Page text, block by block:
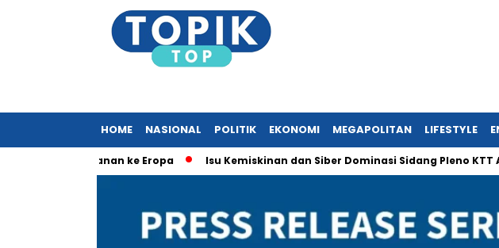
HOME NASIONAL POLITIK EKONOMI MEGAPOLITAN LIFESTYLE
Perjalanan ke Eropa Isu Kemiskinan dan Siber Dominasi Sidang Pleno KTT ASEAN ke-